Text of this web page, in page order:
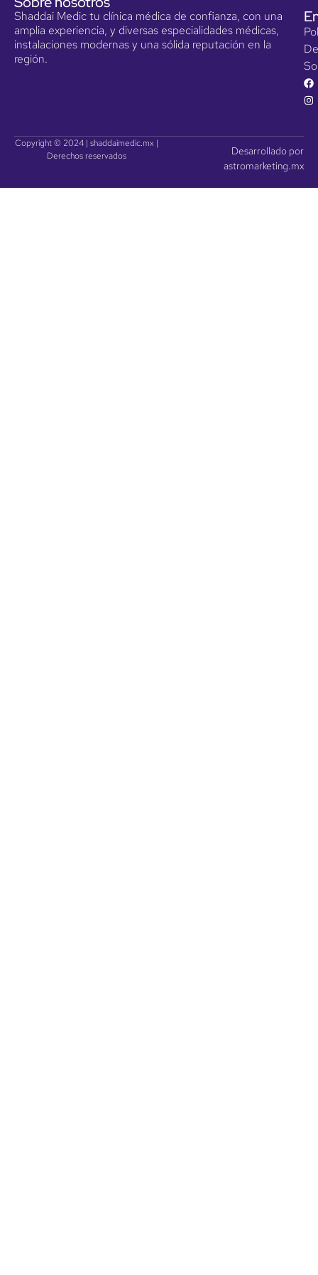
Shaddai Medic tu clínica médica de confianza, con una
amplia experiencia, y diversas especialidades médicas,
instalaciones modernas y una sólida reputación en la
región.
Copyright © 2024 | shaddaimedic.mx |
Derechos reservados
Desarrollado por
astromarketing.mx